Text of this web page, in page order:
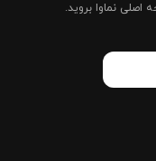
اصلی نماوا بروید.